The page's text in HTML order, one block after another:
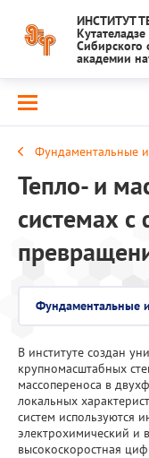
ИНСТИТУТ
Кутателадзе
Сибирского
академии
Фундаментальные
Тепло- и
системах
Национальный
Крупный научный
Важнейшие
Фундаментальные
Выберите раздел
В институте создан
крупномасштабных
массопереноса в
локальных
систем используются
электрохимический и
высокоскоростная